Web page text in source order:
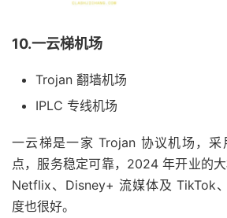
10.一云梯机场
Trojan 翻墙机场
IPLC 专线机场
一云梯是一家 Trojan 协议机场，采
点，服务稳定可靠，2024 年开业的
Netflix、Disney+ 流媒体及 TikTok
度也很好。